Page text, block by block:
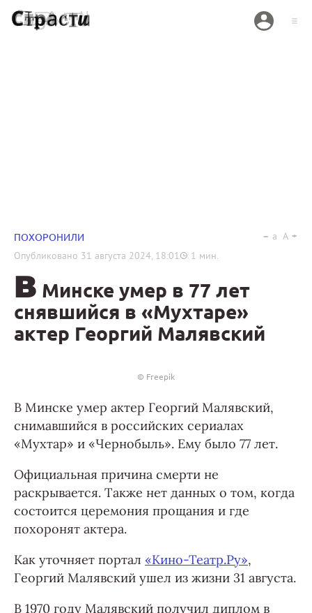
ПОХОРОНИЛИ
Опубликовано 31 августа 2024, 18:01 1 мин.
a A
В Минске умер в 77 лет
снявшийся в «Мухтаре»
актер Георгий Малявский
© Freepik
В Минске умер актер Георгий Малявский,
снимавшийся в российских сериалах
«Мухтар» и «Чернобыль». Ему было 77 лет.
Официальная причина смерти не
раскрывается. Также нет данных о том, когда
состоится церемония прощания и где
похоронят актера.
Как уточняет портал «Кино-Театр.Ру»,
Георгий Малявский ушел из жизни 31 августа.
В 1970 году Малявский получил диплом в